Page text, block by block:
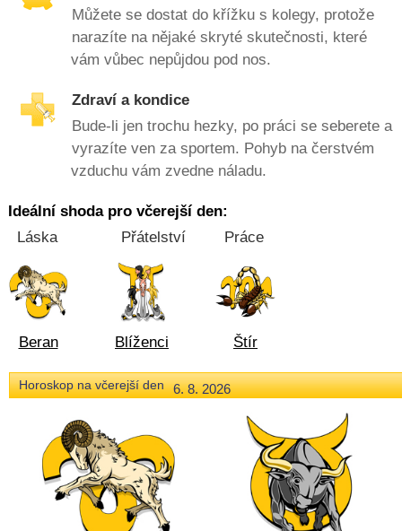
Můžete se dostat do křížku s kolegy, protože
narazíte na nějaké skryté skutečnosti, které
vám vůbec nepůjdou pod nos.
Zdraví a kondice
Bude-li jen trochu hezky, po práci se seberete a
vyrazíte ven za sportem. Pohyb na čerstvém
vzduchu vám zvedne náladu.
Ideální shoda pro včerejší den:
Láska
Beran
Přátelství
Blíženci
Práce
Štír
Horoskop na včerejší den 6. 8. 2026